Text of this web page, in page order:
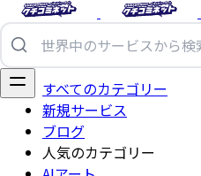
すべてのカテゴリー
新規サービス
ブログ
人気のカテゴリー